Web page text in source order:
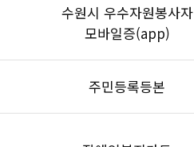
수원시 우수자원봉사자
모바일증(app)
주민등록등본